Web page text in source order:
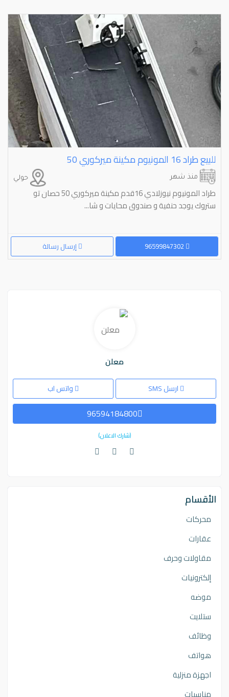
للبيع طراد 16 المونيوم مكينة ميركوري 50
حولي منذ شهر
طراد المونيوم نيوزلادي 16قدم مكينة ميركوري 50 حصان تو
ستروك يوجد حنفية و صندوق محايات و شا...
إرسال رسالة 96599847302
معلن
ارسل SMS واتس اب
96594184800
(شارك الاعلان)
الأقسام
محركات
عقارات
مقاولات وحرف
إلكترونيات
موضه
ستلايت
وظائف
هواتف
اجهزة منزلية